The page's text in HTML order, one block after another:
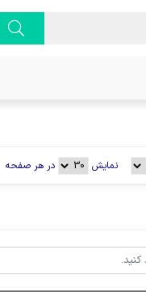
نمایش در هر صفحه